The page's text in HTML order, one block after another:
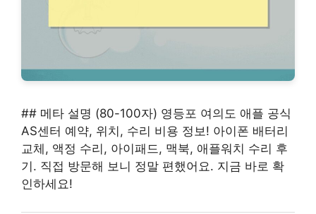
## 메타 설명 (80-100자) 영등포 여의도 애플 공식
AS센터 예약, 위치, 수리 비용 정보! 아이폰 배터리
교체, 액정 수리, 아이패드, 맥북, 애플워치 수리 후
기. 직접 방문해 보니 정말 편했어요. 지금 바로 확
인하세요!